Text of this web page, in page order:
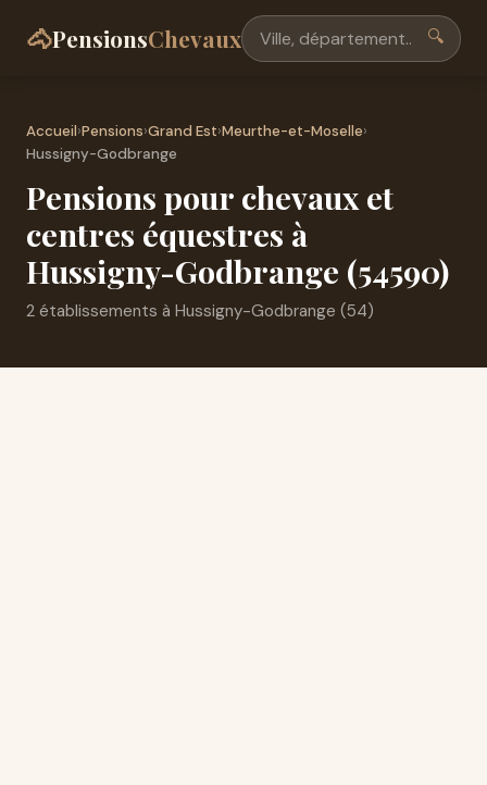
🐴PensionsChevaux 🔍
Accueil›Pensions›Grand Est›Meurthe-et-Moselle›
Hussigny-Godbrange
Pensions pour chevaux et
centres équestres à
Hussigny-Godbrange (54590)
2 établissements à Hussigny-Godbrange (54)